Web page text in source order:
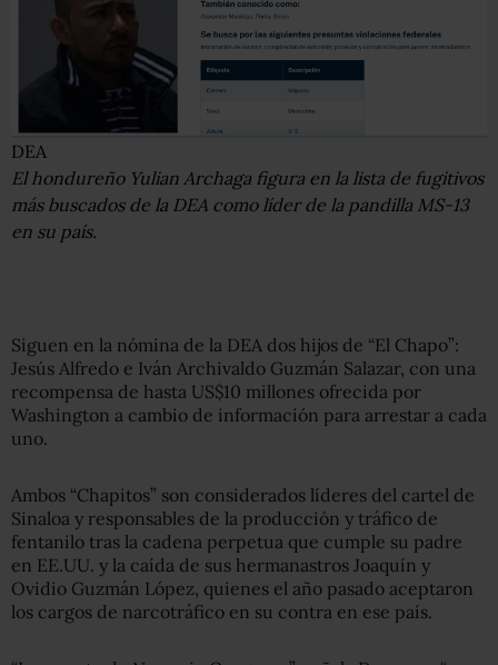
DEA
El hondureño Yulian Archaga figura en la lista de fugitivos
más buscados de la DEA como líder de la pandilla MS-13
en su país.
Siguen en la nómina de la DEA dos hijos de “El Chapo”:
Jesús Alfredo e Iván Archivaldo Guzmán Salazar, con una
recompensa de hasta US$10 millones ofrecida por
Washington a cambio de información para arrestar a cada
uno.
Ambos “Chapitos” son considerados líderes del cartel de
Sinaloa y responsables de la producción y tráfico de
fentanilo tras la cadena perpetua que cumple su padre
en EE.UU. y la caída de sus hermanastros Joaquín y
Ovidio Guzmán López, quienes el año pasado aceptaron
los cargos de narcotráfico en su contra en ese país.